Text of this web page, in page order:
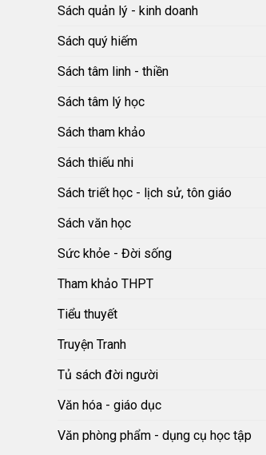
Sách quản lý - kinh doanh
Sách quý hiếm
Sách tâm linh - thiền
Sách tâm lý học
Sách tham khảo
Sách thiếu nhi
Sách triết học - lịch sử, tôn giáo
Sách văn học
Sức khỏe - Đời sống
Tham khảo THPT
Tiểu thuyết
Truyện Tranh
Tủ sách đời người
Văn hóa - giáo dục
Văn phòng phẩm - dụng cụ học tập